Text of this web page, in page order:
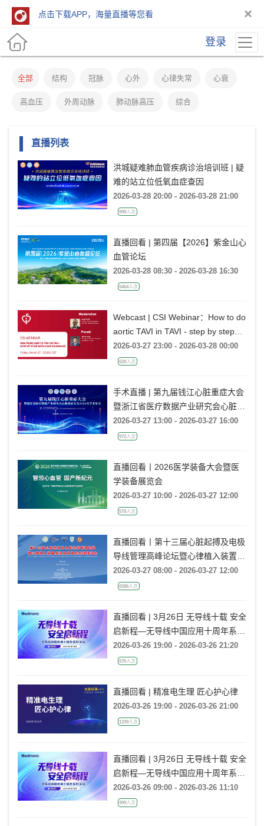
点击下载APP，海量直播等您看 ×
登录
全部 结构 冠脉 心外 心律失常 心衰
高血压 外周动脉 肺动脉高压 综合
直播列表
洪城疑难肺血管疾病诊治培训班 | 疑
难的站立位低氧血症查因
2026-03-28 20:00 - 2026-03-28 21:00
998人次
直播回看 | 第四届【2026】紫金山心
血管论坛
2026-03-28 08:30 - 2026-03-28 16:30
5464人次
Webcast | CSI Webinar：How to do
aortic TAVI in TAVI - step by step
with case examples
2026-03-27 23:00 - 2026-03-28 00:00
628人次
手术直播 | 第九届钱江心脏重症大会
暨浙江省医疗数据产业研究会心脏重
症分会2026年学术年会
2026-03-27 13:00 - 2026-03-27 16:00
972人次
直播回看丨2026医学装备大会暨医
学装备展览会
2026-03-27 10:00 - 2026-03-27 12:00
578人次
直播回看丨第十三届心脏起搏及电极
导线管理高峰论坛暨心律植入装置感
染及并发症处理研讨会
2026-03-27 08:00 - 2026-03-27 12:00
6586人次
直播回看 | 3月26日 无导线十载 安全
启新程—无导线中国应用十周年系列
活动
2026-03-26 19:00 - 2026-03-26 21:20
576人次
直播回看 | 精准电生理 匠心护心律
2026-03-26 19:00 - 2026-03-26 21:00
1239人次
直播回看 | 3月26日 无导线十载 安全
启新程—无导线中国应用十周年系列
活动
2026-03-26 09:00 - 2026-03-26 11:10
999人次